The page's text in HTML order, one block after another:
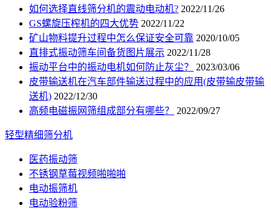
如何选择直线筛分机的震动电动机? 2022/11/26
GS螺旋压榨机的四大优势 2022/11/22
矿山物料提升过程中怎么保证安全可靠 2020/10/05
直排式振动筛车间备货图片展示 2022/11/28
振动平台中的振动电机如何防止灰尘？
2023/03/06
皮带输送机在汽车部件输送过程中的应用(皮带输皮带输
送机) 2022/12/30
高频电磁振网筛组成部分有哪些？
2022/09/27
轻型精细筛分机
医药振动筛
不锈钢草莓视频啪啪啪
电动振筛机
电动验粉筛